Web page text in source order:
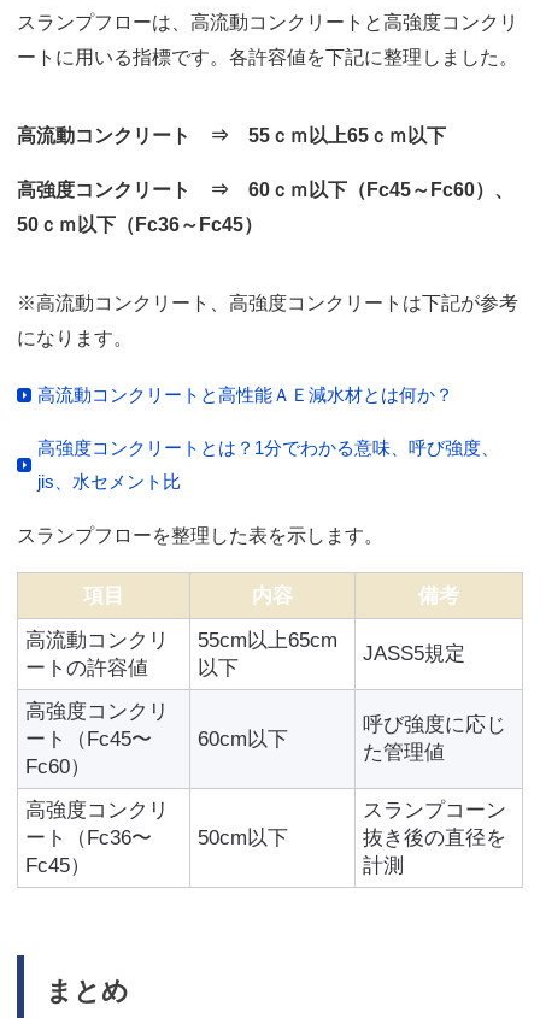
スランプフローは、高流動コンクリートと高強度コンクリ
ートに用いる指標です。各許容値を下記に整理しました。
高流動コンクリート ⇒ 55ｃｍ以上65ｃｍ以下
高強度コンクリート ⇒ 60ｃｍ以下（Fc45～Fc60）、
50ｃｍ以下（Fc36～Fc45）
※高流動コンクリート、高強度コンクリートは下記が参考
になります。
高流動コンクリートと高性能ＡＥ減水材とは何か？
高強度コンクリートとは？1分でわかる意味、呼び強度、
jis、水セメント比
スランプフローを整理した表を示します。
項目 内容
備考
高流動コンクリ
ートの許容値
55cm以上65cm
以下
JASS5規定
高強度コンクリ
ート（Fc45〜
Fc60）
60cm以下
呼び強度に応じ
た管理値
高強度コンクリ
ート（Fc36〜
Fc45）
50cm以下
スランプコーン
抜き後の直径を
計測
まとめ